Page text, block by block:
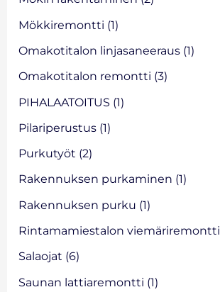
Mökkiremontti (1)
Omakotitalon linjasaneeraus (1)
Omakotitalon remontti (3)
PIHALAATOITUS (1)
Pilariperustus (1)
Purkutyöt (2)
Rakennuksen purkaminen (1)
Rakennuksen purku (1)
Rintamamiestalon viemäriremontti
Salaojat (6)
Saunan lattiaremontti (1)